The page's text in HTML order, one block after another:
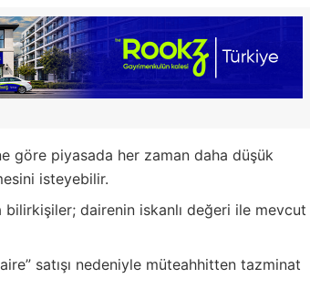
göre piyasada her zaman daha düşük
isteyebilir.
bilirkişiler; dairenin iskanlı değeri ile mevcut
satışı nedeniyle müteahhitten tazminat